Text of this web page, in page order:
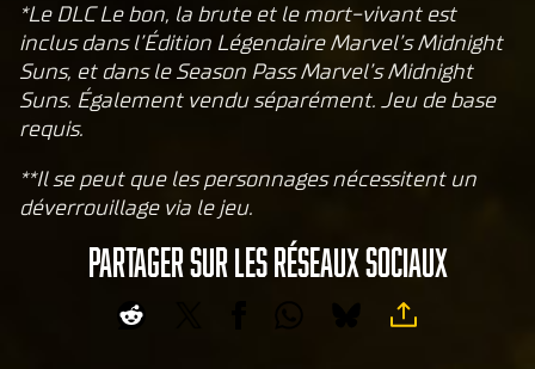
nti
ali
té
de
Yo
uT
ub
*Le DLC Le bon, la brute et le mort-vivant est
inclus dans l’Édition Légendaire Marvel’s Midnight
Suns, et dans le Season Pass Marvel’s Midnight
Suns. Également vendu séparément. Jeu de base
requis.
**Il se peut que les personnages nécessitent un
déverrouillage via le jeu.
PARTAGER SUR LES RÉSEAUX SOCIAUX